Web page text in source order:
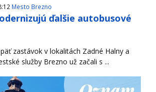
Mesto Brezno
ďalšie autobusové
zastávok v lokalitách Zadné Halny a
služby Brezno už začali s ...